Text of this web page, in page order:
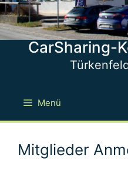
Zum
Inhalt
springen
CarSharing-
Menü
Mitglieder